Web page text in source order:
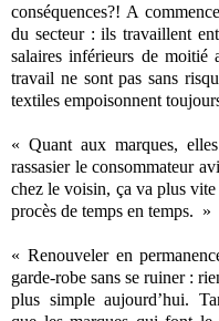
conséquences?! A
du secteur : ils travaillent
salaires inférieurs de
travail ne sont pas sans
textiles empoisonnent
« Quant aux marques,
rassasier le consommateur
chez le voisin, ça va plus
procès de temps en temps. »
« Renouveler en
garde-robe sans se ruiner :
plus simple aujourd’hui.